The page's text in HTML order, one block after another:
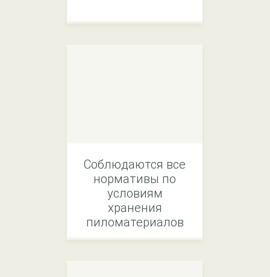
Соблюдаются все
нормативы по
условиям
хранения
пиломатериалов